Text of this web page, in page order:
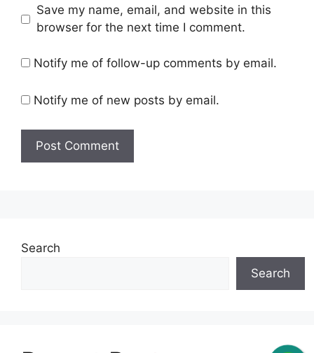
Save my name, email, and website in this
browser for the next time I comment.
Notify me of follow-up comments by email.
Notify me of new posts by email.
Search
Search